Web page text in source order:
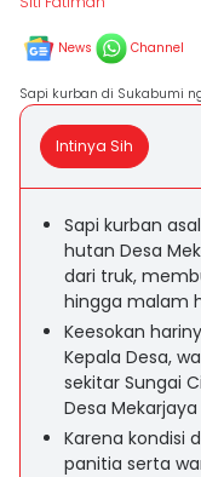
News Channel
Sapi kurban di Sukabumi
Intinya Sih
Sapi kurban
hutan Desa
dari truk,
hingga malam
Keesokan
Kepala Desa,
sekitar Sungai
Desa
Karena kondisi
panitia serta